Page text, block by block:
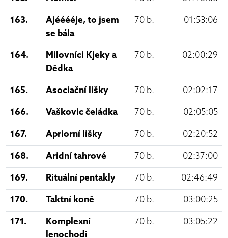
163.
Ajééééje, to jsem
se bála
70 b. 01:53:06
164.
Milovníci Kjeky a
Dědka
70 b. 02:00:29
165. Asociační lišky 70 b. 02:02:17
166. Vaškovic čeládka 70 b. 02:05:05
167. Apriorní lišky 70 b. 02:20:52
168. Aridní tahrové 70 b. 02:37:00
169. Rituální pentakly 70 b. 02:46:49
170. Taktní koně 70 b. 03:00:25
171.
Komplexní
lenochodi
70 b. 03:05:22